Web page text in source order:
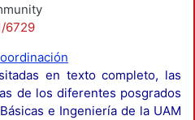
6729
en texto completo, las
de los diferentes posgrados
e Ingeniería de la UAM